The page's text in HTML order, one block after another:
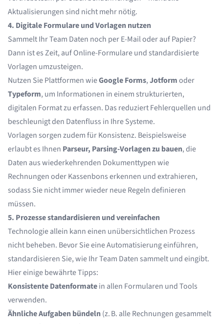
Aktualisierungen sind nicht mehr nötig.
4. Digitale Formulare und Vorlagen nutzen
Sammelt Ihr Team Daten noch per E-Mail oder auf Papier?
Dann ist es Zeit, auf Online-Formulare und standardisierte
Vorlagen umzusteigen.
Nutzen Sie Plattformen wieGoogle Forms,Jotformoder
Typeform, um Informationen in einem strukturierten,
digitalen Format zu erfassen. Das reduziert Fehlerquellen und
beschleunigt den Datenfluss in Ihre Systeme.
Vorlagen sorgen zudem für Konsistenz. Beispielsweise
erlaubt es Ihnen Parseur, Parsing-Vorlagen zu bauen, die
Daten aus wiederkehrenden Dokumenttypen wie
Rechnungen oder Kassenbons erkennen und extrahieren,
sodass Sie nicht immer wieder neue Regeln definieren
müssen.
5. Prozesse standardisieren und vereinfachen
Technologie allein kann einen unübersichtlichen Prozess
nicht beheben. Bevor Sie eine Automatisierung einführen,
standardisieren Sie, wie Ihr Team Daten sammelt und eingibt.
Hier einige bewährte Tipps:
Konsistente Datenformatein allen Formularen und Tools
verwenden.
Ähnliche Aufgaben bündeln(z. B. alle Rechnungen gesammelt